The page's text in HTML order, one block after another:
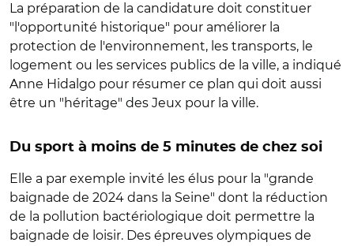
La préparation de la candidature doit constituer
"l'opportunité historique" pour améliorer la
protection de l'environnement, les transports, le
logement ou les services publics de la ville, a indiqué
Anne Hidalgo pour résumer ce plan qui doit aussi
être un "héritage" des Jeux pour la ville.
Du sport à moins de 5 minutes de chez soi
Elle a par exemple invité les élus pour la "grande
baignade de 2024 dans la Seine" dont la réduction
de la pollution bactériologique doit permettre la
baignade de loisir. Des épreuves olympiques de